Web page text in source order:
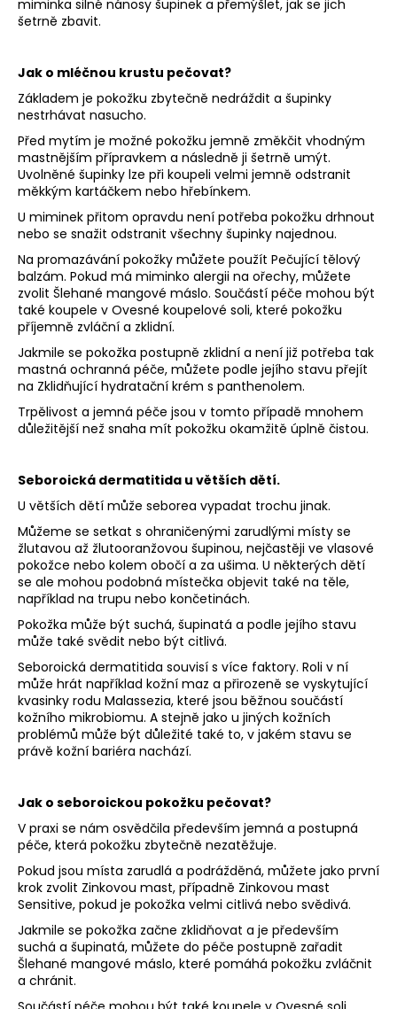
miminka silné nánosy šupinek a přemýšlet, jak se jich
šetrně zbavit.
Jak o mléčnou krustu pečovat?
Základem je pokožku zbytečně nedráždit a šupinky
nestrhávat nasucho.
Před mytím je možné pokožku jemně změkčit vhodným
mastnějším přípravkem a následně ji šetrně umýt.
Uvolněné šupinky lze při koupeli velmi jemně odstranit
měkkým kartáčkem nebo hřebínkem.
U miminek přitom opravdu není potřeba pokožku drhnout
nebo se snažit odstranit všechny šupinky najednou.
Na promazávání pokožky můžete použít Pečující tělový
balzám. Pokud má miminko alergii na ořechy, můžete
zvolit Šlehané mangové máslo. Součástí péče mohou být
také koupele v Ovesné koupelové soli, které pokožku
příjemně zvláční a zklidní.
Jakmile se pokožka postupně zklidní a není již potřeba tak
mastná ochranná péče, můžete podle jejího stavu přejít
na Zklidňující hydratační krém s panthenolem.
Trpělivost a jemná péče jsou v tomto případě mnohem
důležitější než snaha mít pokožku okamžitě úplně čistou.
Seboroická dermatitida u větších dětí.
U větších dětí může seborea vypadat trochu jinak.
Můžeme se setkat s ohraničenými zarudlými místy se
žlutavou až žlutooranžovou šupinou, nejčastěji ve vlasové
pokožce nebo kolem obočí a za ušima. U některých dětí
se ale mohou podobná místečka objevit také na těle,
například na trupu nebo končetinách.
Pokožka může být suchá, šupinatá a podle jejího stavu
může také svědit nebo být citlivá.
Seboroická dermatitida souvisí s více faktory. Roli v ní
může hrát například kožní maz a přirozeně se vyskytující
kvasinky rodu Malassezia, které jsou běžnou součástí
kožního mikrobiomu. A stejně jako u jiných kožních
problémů může být důležité také to, v jakém stavu se
právě kožní bariéra nachází.
Jak o seboroickou pokožku pečovat?
V praxi se nám osvědčila především jemná a postupná
péče, která pokožku zbytečně nezatěžuje.
Pokud jsou místa zarudlá a podrážděná, můžete jako první
krok zvolit Zinkovou mast, případně Zinkovou mast
Sensitive, pokud je pokožka velmi citlivá nebo svědivá.
Jakmile se pokožka začne zklidňovat a je především
suchá a šupinatá, můžete do péče postupně zařadit
Šlehané mangové máslo, které pomáhá pokožku zvláčnit
a chránit.
D
o
p
o
r
u
č
u
j
e
m
e
TĚLOVÝ
BALZÁM
S
DRAČÍ
KRVÍ
POKOŽKU
59
Kč